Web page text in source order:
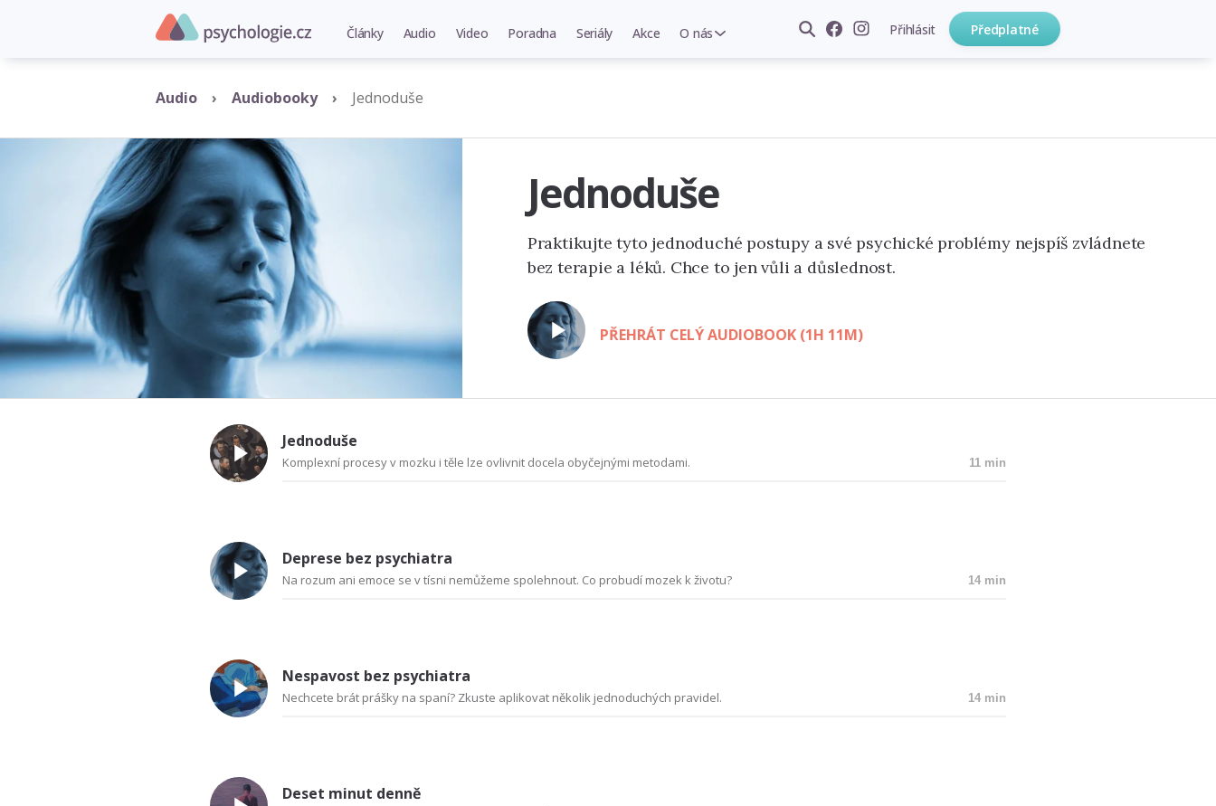
Články Audio Video Poradna Seriály Akce O nás Přihlásit Předplatné
Audio Audiobooky Jednoduše
Jednoduše
Praktikujte tyto jednoduché postupy a své psychické problémy nejspíš zvládnete
bez terapie a léků. Chce to jen vůli a důslednost.
PŘEHRÁT CELÝ AUDIOBOOK (1H 11M)
Jednoduše
Komplexní procesy v mozku i těle lze ovlivnit docela obyčejnými metodami. 11 min
Deprese bez psychiatra
Na rozum ani emoce se v tísni nemůžeme spolehnout. Co probudí mozek k životu? 14 min
Nespavost bez psychiatra
Nechcete brát prášky na spaní? Zkuste aplikovat několik jednoduchých pravidel. 14 min
Deset minut denně